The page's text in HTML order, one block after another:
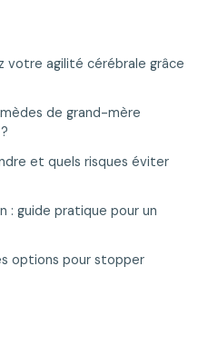
votre agilité cérébrale grâce
de grand-mère
et quels risques éviter
: guide pratique pour un
options pour stopper